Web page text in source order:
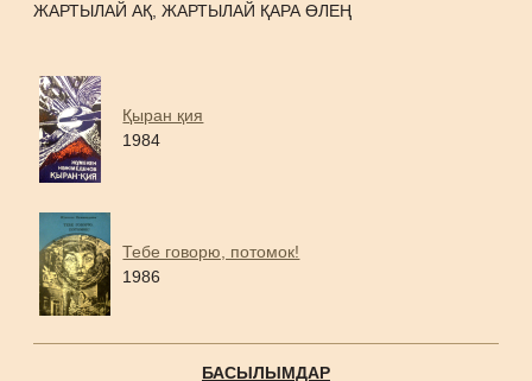
ЖАРТЫЛАЙ АҚ, ЖАРТЫЛАЙ ҚАРА ӨЛЕҢ
Қыран қия
1984
Тебе говорю, потомок!
1986
БАСЫЛЫМДАР